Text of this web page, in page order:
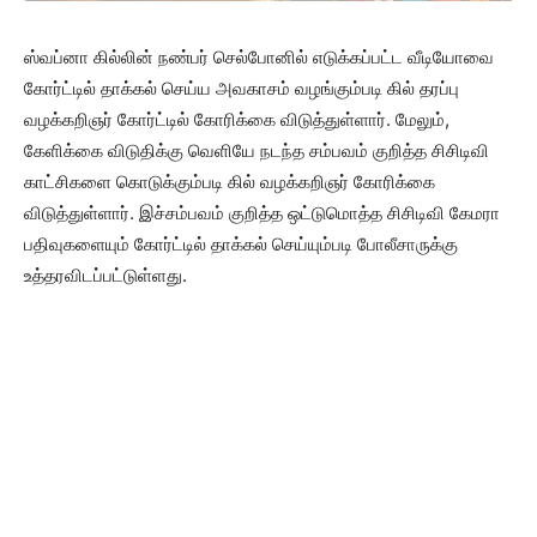
ஸ்வப்னா கில்லின் நண்பர் செல்போனில் எடுக்கப்பட்ட வீடியோவை
கோர்ட்டில் தாக்கல் செய்ய அவகாசம் வழங்கும்படி கில் தரப்பு
வழக்கறிஞர் கோர்ட்டில் கோரிக்கை விடுத்துள்ளார். மேலும்,
கேளிக்கை விடுதிக்கு வெளியே நடந்த சம்பவம் குறித்த சிசிடிவி
காட்சிகளை கொடுக்கும்படி கில் வழக்கறிஞர் கோரிக்கை
விடுத்துள்ளார். இச்சம்பவம் குறித்த ஒட்டுமொத்த சிசிடிவி கேமரா
பதிவுகளையும் கோர்ட்டில் தாக்கல் செய்யும்படி போலீசாருக்கு
உத்தரவிடப்பட்டுள்ளது.